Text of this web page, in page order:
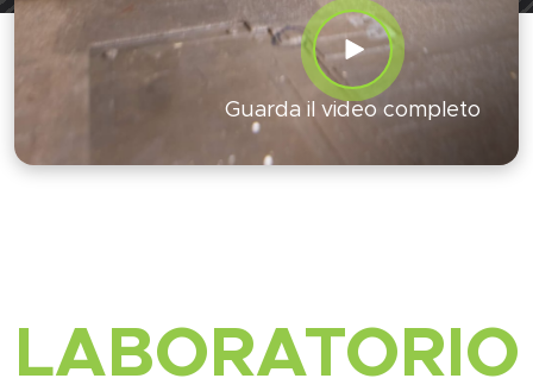
Guarda il video completo
LABORATORIO